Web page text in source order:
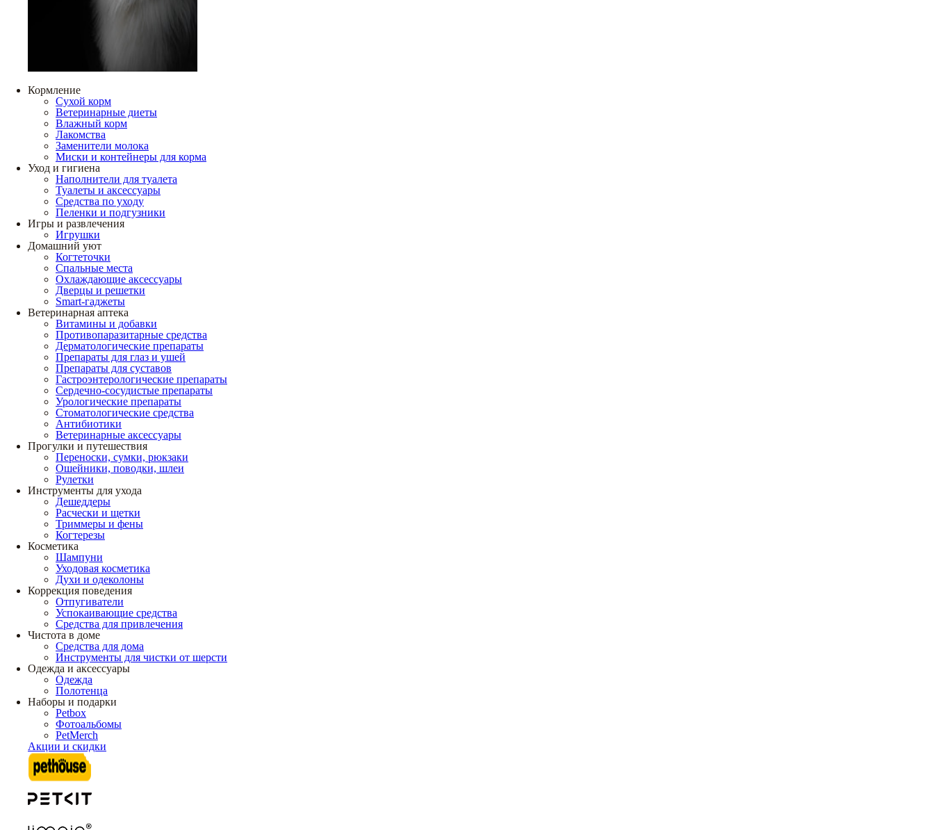
Кормление
Сухой корм
Ветеринарные диеты
Влажный корм
Лакомства
Заменители молока
Миски и контейнеры для корма
Уход и гигиена
Наполнители для туалета
Туалеты и аксессуары
Средства по уходу
Пеленки и подгузники
Игры и развлечения
Игрушки
Домашний уют
Когтеточки
Спальные места
Охлаждающие аксессуары
Дверцы и решетки
Smart-гаджеты
Ветеринарная аптека
Витамины и добавки
Противопаразитарные средства
Дерматологические препараты
Препараты для глаз и ушей
Препараты для суставов
Гастроэнтерологические препараты
Сердечно-сосудистые препараты
Урологические препараты
Стоматологические средства
Антибиотики
Ветеринарные аксессуары
Прогулки и путешествия
Переноски, сумки, рюкзаки
Ошейники, поводки, шлеи
Рулетки
Инструменты для ухода
Дешеддеры
Расчески и щетки
Триммеры и фены
Когтерезы
Косметика
Шампуни
Уходовая косметика
Духи и одеколоны
Коррекция поведения
Отпугиватели
Успокаивающие средства
Средства для привлечения
Чистота в доме
Средства для дома
Инструменты для чистки от шерсти
Одежда и аксессуары
Одежда
Полотенца
Наборы и подарки
Petbox
Фотоальбомы
PetMerch
Акции и скидки